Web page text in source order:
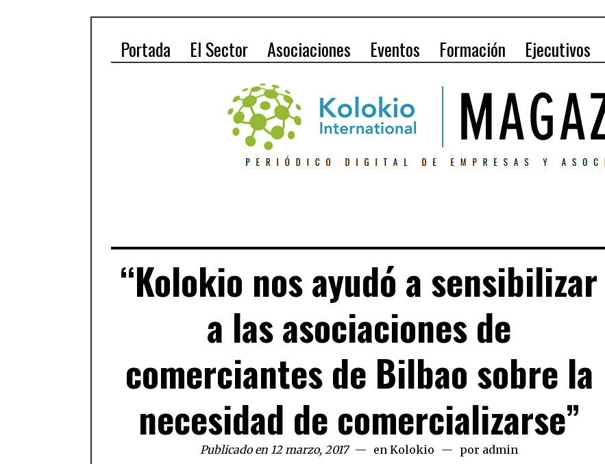
Portada El Sector Asociaciones Eventos Formación Ejecutivos
“Kolokio nos ayudó a sensibilizar
a las asociaciones de
comerciantes de Bilbao sobre la
necesidad de comercializarse”
Publicado en 12 marzo, 2017 enKolokio por admin